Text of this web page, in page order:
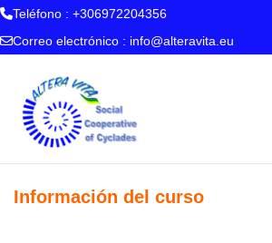
Teléfono : +306972204356
Correo electrónico : info@alteravita.eu
Información del curso